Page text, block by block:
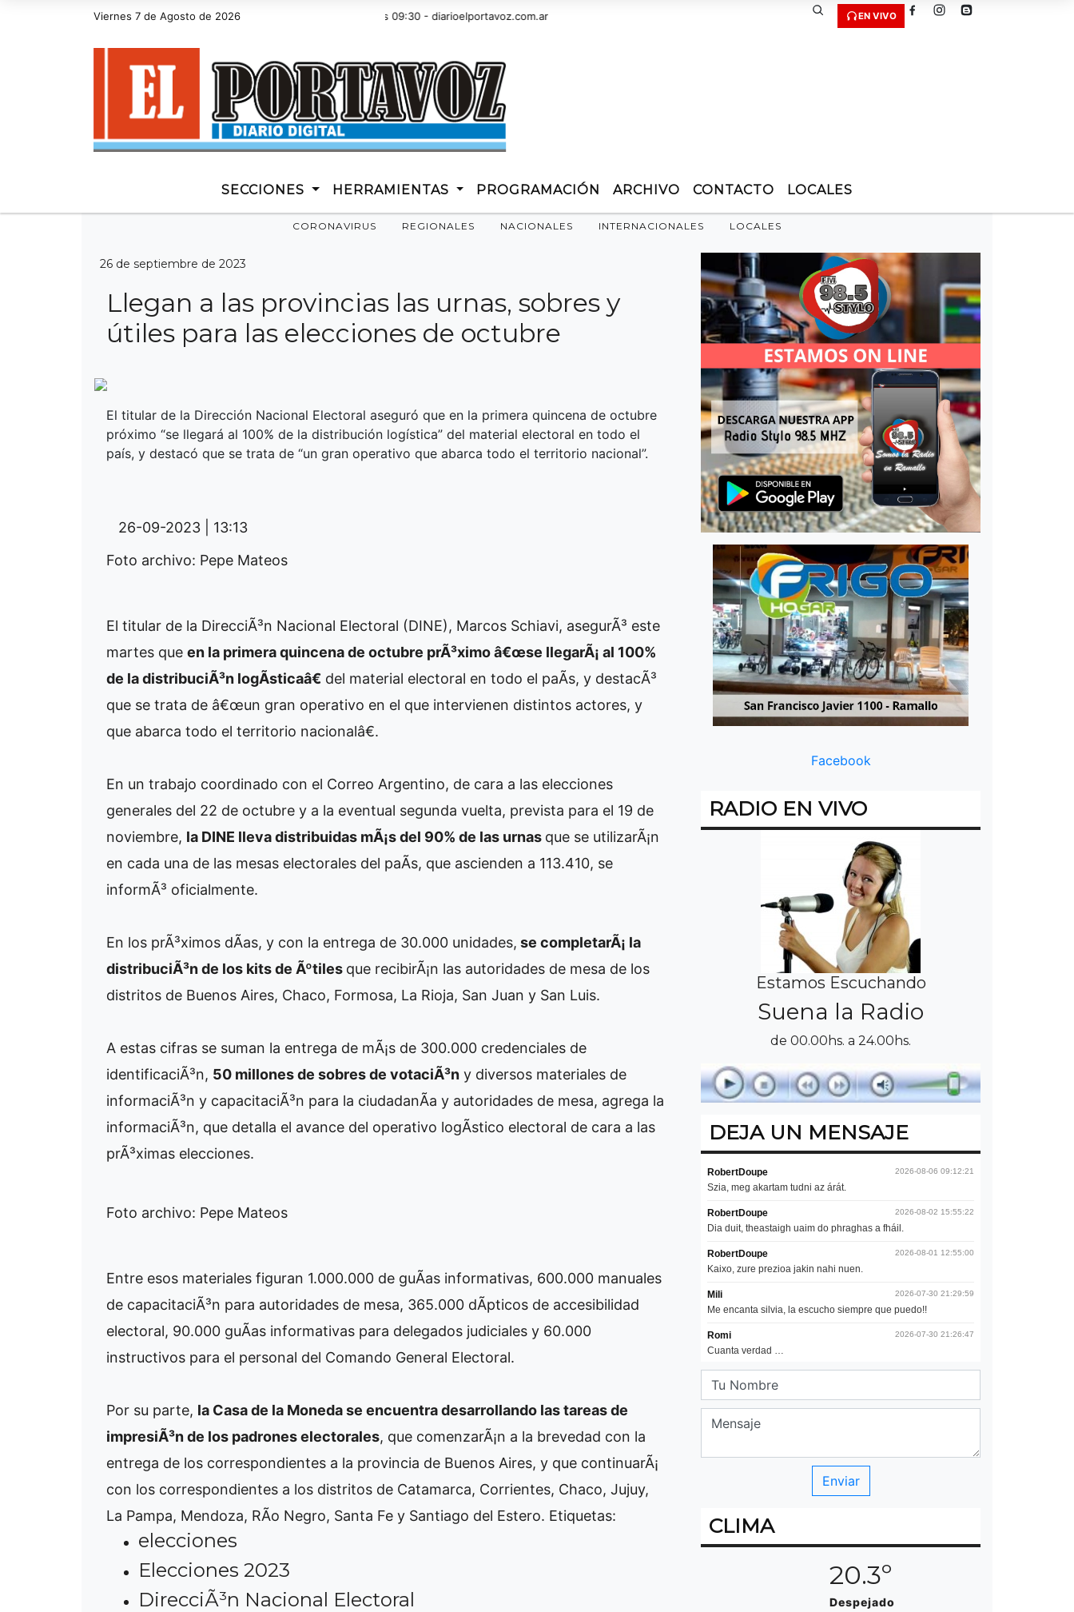
Viernes 7 de Agosto de 2026
Hoy es Viernes 7 de Agosto de 2026 y son las 09:30 - diarioelportavoz.com.ar EN VIVO
SECCIONES HERRAMIENTAS PROGRAMACIÓN ARCHIVO CONTACTO LOCALES
CORONAVIRUS REGIONALES NACIONALES INTERNACIONALES LOCALES
26 de septiembre de 2023
Llegan a las provincias las urnas, sobres y
útiles para las elecciones de octubre
El titular de la Dirección Nacional Electoral aseguró que en la primera quincena de octubre
próximo “se llegará al 100% de la distribución logística” del material electoral en todo el
país, y destacó que se trata de “un gran operativo que abarca todo el territorio nacional”.
26-09-2023 | 13:13
Foto archivo: Pepe Mateos
El titular de la DirecciÃ³n Nacional Electoral (DINE), Marcos Schiavi, asegurÃ³ este
martes que en la primera quincena de octubre prÃ³ximo â€œse llegarÃ¡ al 100%
de la distribuciÃ³n logÃ­sticaâ€ del material electoral en todo el paÃ­s, y destacÃ³
que se trata de â€œun gran operativo en el que intervienen distintos actores, y
que abarca todo el territorio nacionalâ€.
En un trabajo coordinado con el Correo Argentino, de cara a las elecciones
generales del 22 de octubre y a la eventual segunda vuelta, prevista para el 19 de
noviembre, la DINE lleva distribuidas mÃ¡s del 90% de las urnas que se utilizarÃ¡n
en cada una de las mesas electorales del paÃ­s, que ascienden a 113.410, se
informÃ³ oficialmente.
En los prÃ³ximos dÃ­as, y con la entrega de 30.000 unidades, se completarÃ¡ la
distribuciÃ³n de los kits de Ãºtiles que recibirÃ¡n las autoridades de mesa de los
distritos de Buenos Aires, Chaco, Formosa, La Rioja, San Juan y San Luis.
A estas cifras se suman la entrega de mÃ¡s de 300.000 credenciales de
identificaciÃ³n, 50 millones de sobres de votaciÃ³n y diversos materiales de
informaciÃ³n y capacitaciÃ³n para la ciudadanÃ­a y autoridades de mesa, agrega la
informaciÃ³n, que detalla el avance del operativo logÃ­stico electoral de cara a las
prÃ³ximas elecciones.
Foto archivo: Pepe Mateos
Entre esos materiales figuran 1.000.000 de guÃ­as informativas, 600.000 manuales
de capacitaciÃ³n para autoridades de mesa, 365.000 dÃ­pticos de accesibilidad
electoral, 90.000 guÃ­as informativas para delegados judiciales y 60.000
instructivos para el personal del Comando General Electoral.
Por su parte, la Casa de la Moneda se encuentra desarrollando las tareas de
impresiÃ³n de los padrones electorales, que comenzarÃ¡n a la brevedad con la
entrega de los correspondientes a la provincia de Buenos Aires, y que continuarÃ¡
con los correspondientes a los distritos de Catamarca, Corrientes, Chaco, Jujuy,
La Pampa, Mendoza, RÃ­o Negro, Santa Fe y Santiago del Estero. Etiquetas:
elecciones
Elecciones 2023
DirecciÃ³n Nacional Electoral
Facebook
RADIO EN VIVO
Estamos Escuchando
Suena la Radio
de 00.00hs. a 24.00hs.
DEJA UN MENSAJE
CLIMA
20.3º
Despejado